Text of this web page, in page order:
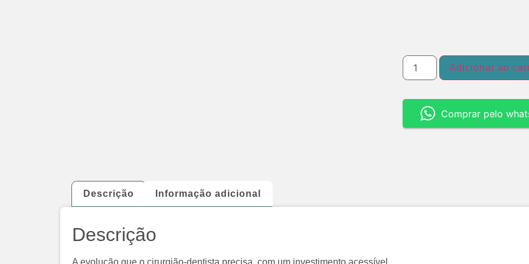
Adicionar ao
Comprar pelo
Descrição Informação adicional
Descrição
A evolução que o cirurgião-dentista precisa, com um investimento acessível